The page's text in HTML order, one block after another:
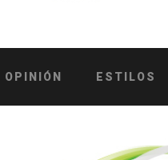
OPINIÓN ESTILOS